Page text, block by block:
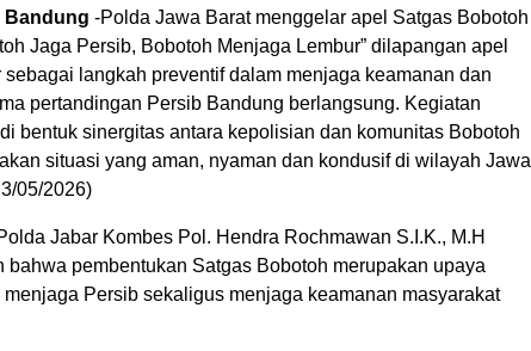
| Bandung -Polda Jawa Barat menggelar apel Satgas Bobotoh
Jaga Persib, Bobotoh Menjaga Lembur” dilapangan apel
sebagai langkah preventif dalam menjaga keamanan dan
pertandingan Persib Bandung berlangsung. Kegiatan
bentuk sinergitas antara kepolisian dan komunitas Bobotoh
situasi yang aman, nyaman dan kondusif di wilayah Jawa
05/2026)
Jabar Kombes Pol. Hendra Rochmawan S.I.K., M.H
bahwa pembentukan Satgas Bobotoh merupakan upaya
menjaga Persib sekaligus menjaga keamanan masyarakat